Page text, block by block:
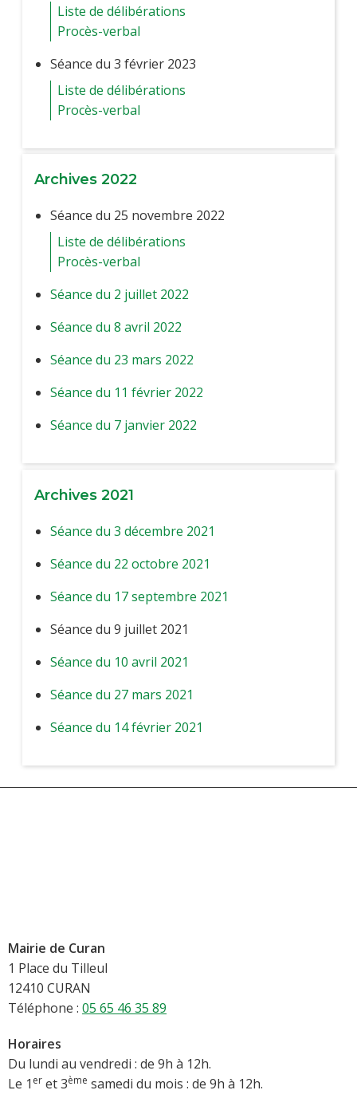
Liste de délibérations
Procès-verbal
Séance du 3 février 2023
Liste de délibérations
Procès-verbal
Archives 2022
Séance du 25 novembre 2022
Liste de délibérations
Procès-verbal
Séance du 2 juillet 2022
Séance du 8 avril 2022
Séance du 23 mars 2022
Séance du 11 février 2022
Séance du 7 janvier 2022
Archives 2021
Séance du 3 décembre 2021
Séance du 22 octobre 2021
Séance du 17 septembre 2021
Séance du 9 juillet 2021
Séance du 10 avril 2021
Séance du 27 mars 2021
Séance du 14 février 2021
Mairie de Curan
1 Place du Tilleul
12410 CURAN
Téléphone : 05 65 46 35 89
Horaires
Du lundi au vendredi : de 9h à 12h.
Le 1 er et 3ème samedi du mois : de 9h à 12h.